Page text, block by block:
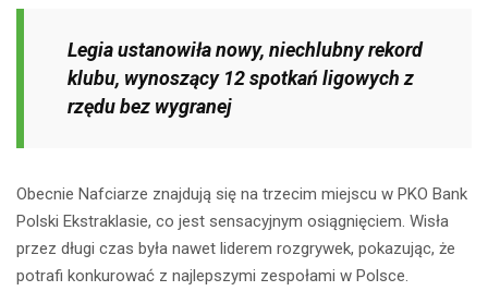
Legia ustanowiła nowy, niechlubny rekord
klubu, wynoszący 12 spotkań ligowych z
rzędu bez wygranej
Obecnie Nafciarze znajdują się na trzecim miejscu w PKO Bank
Polski Ekstraklasie, co jest sensacyjnym osiągnięciem. Wisła
przez długi czas była nawet liderem rozgrywek, pokazując, że
potrafi konkurować z najlepszymi zespołami w Polsce.